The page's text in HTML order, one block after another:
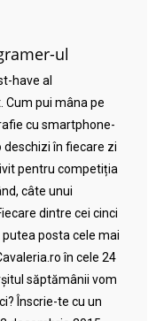
ul
have al
Cum pui mâna pe
cu smartphone-
deschizi în fiecare zi
pentru competiția
câte unui
dintre cei cinci
posta cele mai
în cele 24
săptămânii vom
Înscrie-te cu un